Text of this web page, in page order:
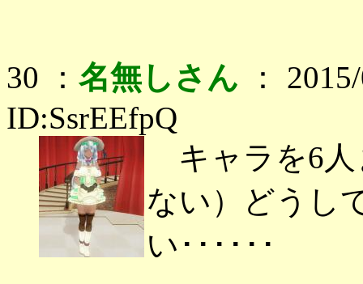
30 ： 名無しさん ：
ID:SsrEEfpQ
キャラを6人
ない）どうし
い･･････